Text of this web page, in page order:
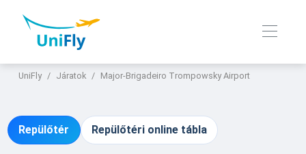
UniFly Járatok Major-Brigadeiro Trompowsky Airport
Repülőtér Repülőtéri online tábla